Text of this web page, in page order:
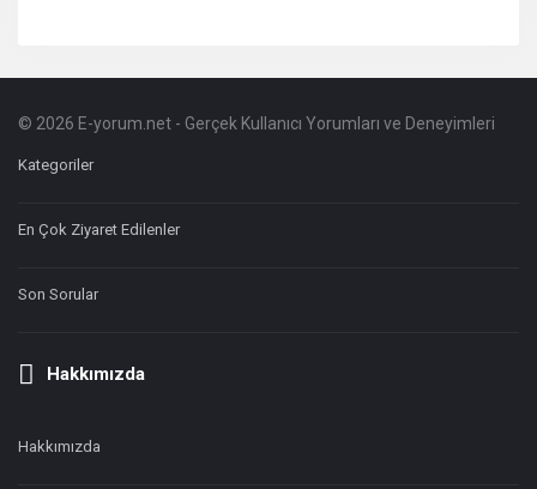
Footer
Hakkında
© 2026 E-yorum.net - Gerçek Kullanıcı Yorumları ve Deneyimleri
Kategoriler
En Çok Ziyaret Edilenler
Son Sorular
Hakkımızda
Hakkımızda